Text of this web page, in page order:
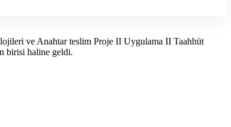
ve Anahtar teslim Proje II Uygulama II Taahhüt
birisi haline geldi.